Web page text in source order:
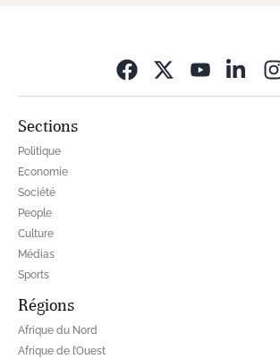
Sections
Politique
Economie
Société
People
Culture
Médias
Sports
Régions
Afrique du Nord
Afrique de l’Ouest